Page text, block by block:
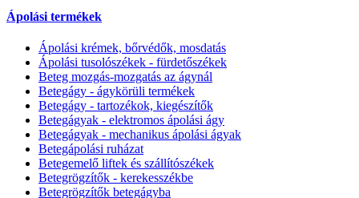
Ápolási termékek
Ápolási krémek, bőrvédők, mosdatás
Ápolási tusolószékek - fürdetőszékek
Beteg mozgás-mozgatás az ágynál
Betegágy - ágykörüli termékek
Betegágy - tartozékok, kiegészítők
Betegágyak - elektromos ápolási ágy
Betegágyak - mechanikus ápolási ágyak
Betegápolási ruházat
Betegemelő liftek és szállítószékek
Betegrögzítők - kerekesszékbe
Betegrögzítők betegágyba